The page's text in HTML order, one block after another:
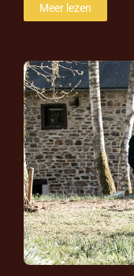
Meer lezen